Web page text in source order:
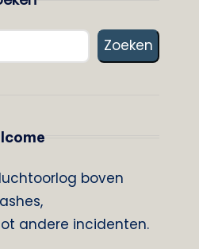
Zoeken
boven
andere incidenten.